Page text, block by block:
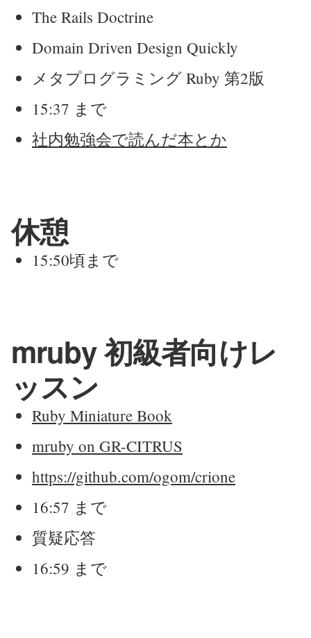
The Rails Doctrine
Domain Driven Design Quickly
メタプログラミング Ruby 第2版
15:37 まで
社内勉強会で読んだ本とか
休憩
15:50頃まで
mruby 初級者向けレ
ッスン
Ruby Miniature Book
mruby on GR-CITRUS
https://github.com/ogom/crione
16:57 まで
質疑応答
16:59 まで